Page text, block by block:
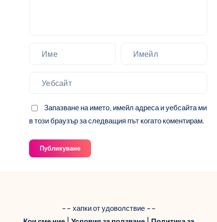
Запазване на името, имейл адреса и уебсайта ми
в този браузър за следващия път когато коментирам.
Публикуване
-- хапки от удоволствие --